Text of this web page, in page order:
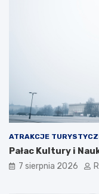
ATRAKCJE
Pałac Kultury i
7 sierpnia 2026